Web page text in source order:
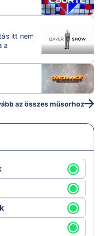
itt nem
a
az összes műsorhoz